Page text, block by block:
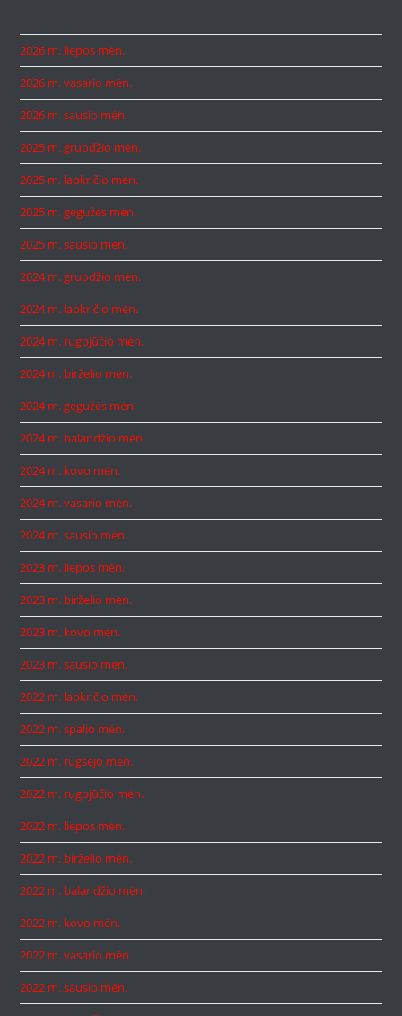
2026 m. liepos mėn.
2026 m. vasario mėn.
2026 m. sausio mėn.
2025 m. gruodžio mėn.
2025 m. lapkričio mėn.
2025 m. gegužės mėn.
2025 m. sausio mėn.
2024 m. gruodžio mėn.
2024 m. lapkričio mėn.
2024 m. rugpjūčio mėn.
2024 m. birželio mėn.
2024 m. gegužės mėn.
2024 m. balandžio mėn.
2024 m. kovo mėn.
2024 m. vasario mėn.
2024 m. sausio mėn.
2023 m. liepos mėn.
2023 m. birželio mėn.
2023 m. kovo mėn.
2023 m. sausio mėn.
2022 m. lapkričio mėn.
2022 m. spalio mėn.
2022 m. rugsėjo mėn.
2022 m. rugpjūčio mėn.
2022 m. liepos mėn.
2022 m. birželio mėn.
2022 m. balandžio mėn.
2022 m. kovo mėn.
2022 m. vasario mėn.
2022 m. sausio mėn.